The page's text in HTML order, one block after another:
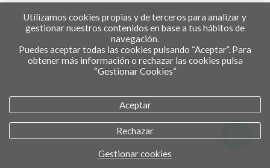
política de privacidad
política de cookies
Utilizamos cookies propias y de terceros para analizar y
gestionar nuestros contenidos en base a tus hábitos de
navegación.
Puedes aceptar todas las cookies pulsando “Aceptar”. Para
obtener más información o rechazar las cookies pulsa
“Gestionar Cookies“
Aceptar
Rechazar
Gestionar cookies